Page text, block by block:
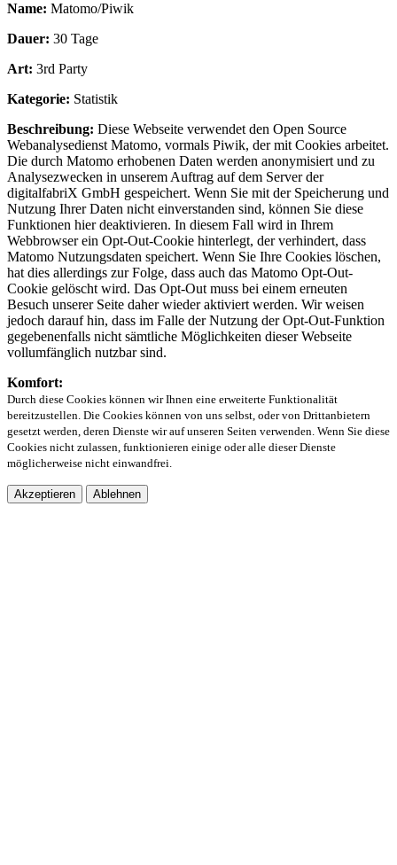
Name: Matomo/Piwik
Dauer: 30 Tage
Art: 3rd Party
Kategorie: Statistik
Beschreibung: Diese Webseite verwendet den Open Source
Webanalysedienst Matomo, vormals Piwik, der mit Cookies arbeitet.
Die durch Matomo erhobenen Daten werden anonymisiert und zu
Analysezwecken in unserem Auftrag auf dem Server der
digitalfabriX GmbH gespeichert. Wenn Sie mit der Speicherung und
Nutzung Ihrer Daten nicht einverstanden sind, können Sie diese
Funktionen hier deaktivieren. In diesem Fall wird in Ihrem
Webbrowser ein Opt-Out-Cookie hinterlegt, der verhindert, dass
Matomo Nutzungsdaten speichert. Wenn Sie Ihre Cookies löschen,
hat dies allerdings zur Folge, dass auch das Matomo Opt-Out-
Cookie gelöscht wird. Das Opt-Out muss bei einem erneuten
Besuch unserer Seite daher wieder aktiviert werden. Wir weisen
jedoch darauf hin, dass im Falle der Nutzung der Opt-Out-Funktion
gegebenenfalls nicht sämtliche Möglichkeiten dieser Webseite
vollumfänglich nutzbar sind.
Komfort:
Durch diese Cookies können wir Ihnen eine erweiterte Funktionalität
bereitzustellen. Die Cookies können von uns selbst, oder von Drittanbietern
gesetzt werden, deren Dienste wir auf unseren Seiten verwenden. Wenn Sie diese
Cookies nicht zulassen, funktionieren einige oder alle dieser Dienste
möglicherweise nicht einwandfrei.
Akzeptieren Ablehnen